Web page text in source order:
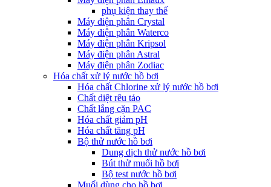
phụ kiện thay thế
Máy điện phân Crystal
Máy điện phân Waterco
Máy điện phân Kripsol
Máy điện phân Astral
Máy điện phân Zodiac
Hóa chất xử lý nước hồ bơi
Hóa chất Chlorine xử lý nước hồ bơi
Chất diệt rêu tảo
Chất lắng cặn PAC
Hóa chất giảm pH
Hóa chất tăng pH
Bộ thử nước hồ bơi
Dung dịch thử nước hồ bơi
Bút thử muối hồ bơi
Bộ test nước hồ bơi
Muối dùng cho hồ bơi